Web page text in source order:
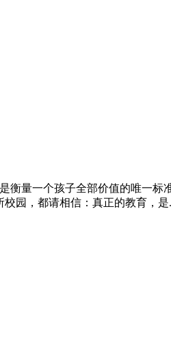
衡量一个孩子全部价值的唯一
园，都请相信：真正的教育，是